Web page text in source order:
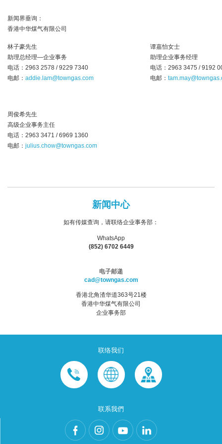
新闻界垂询：
香港中华煤气有限公司
林子豪先生
助理总经理—企业事务
电话：2963 2578 / 9229 7340
电邮： addie.lam@towngas.com
谭嘉怡女士
助理企业事务经理
电话：2963 3475 / 9192
电邮：
周俊希先生
高级企业事务主任
电话：2963 3471 / 6969 1360
电邮： julius.chow@towngas.com
新闻中心
如有传媒查询，请联络企业事务部：
WhatsApp
(852) 6702 6449
电子邮递
cad@towngas.com
香港北角渣华道363号21楼
香港中华煤气有限公司
企业事务部
联络我们
联系我們